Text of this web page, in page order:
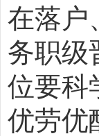
在落户
务职级
位要科
优劳优